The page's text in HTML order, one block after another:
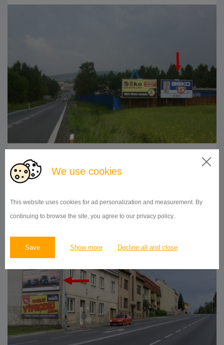
We use cookies
This website uses cookies for ad personalization and measurement. By
continuing to browse the site, you agree to our privacy policy..
Save Show more Decline all and close
od 1 mesiaca
BILLBOARD